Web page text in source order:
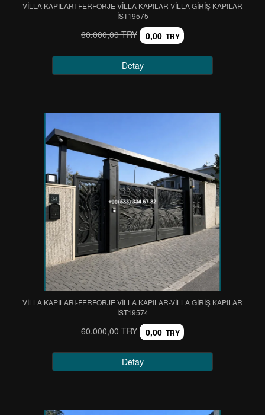
VİLLA KAPILARI-FERFORJE VİLLA KAPILAR-VİLLA GİRİŞ KAPILAR
IST19575
60.000,00 TRY 0,00 TRY
Detay
VİLLA KAPILARI-FERFORJE VİLLA KAPILAR-VİLLA GİRİŞ KAPILAR
IST19574
60.000,00 TRY 0,00 TRY
Detay